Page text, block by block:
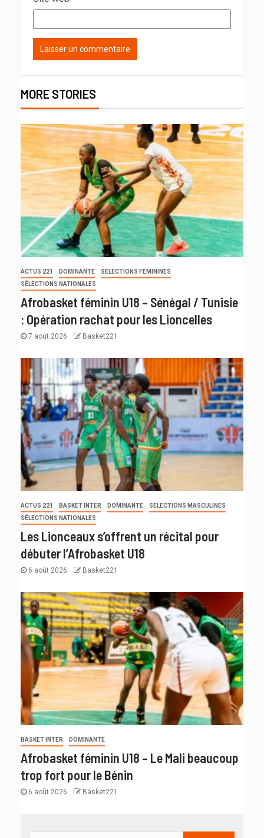
MORE STORIES
ACTUS 221 DOMINANTE
SÉLECTIONS FÉMININES
SÉLECTIONS NATIONALES
Afrobasket féminin U18 – Sénégal / Tunisie
: Opération rachat pour les Lioncelles
7 août 2026 Basket221
ACTUS 221 BASKET INTER DOMINANTE
SÉLECTIONS MASCULINES
SÉLECTIONS NATIONALES
Les Lionceaux s’offrent un récital pour
débuter l’Afrobasket U18
6 août 2026 Basket221
BASKET INTER DOMINANTE
Afrobasket féminin U18 – Le Mali beaucoup
trop fort pour le Bénin
6 août 2026 Basket221